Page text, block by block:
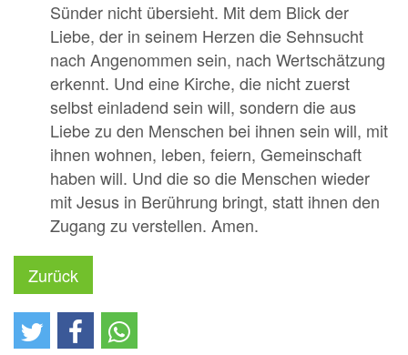
Sünder nicht übersieht. Mit dem Blick der
Liebe, der in seinem Herzen die Sehnsucht
nach Angenommen sein, nach Wertschätzung
erkennt. Und eine Kirche, die nicht zuerst
selbst einladend sein will, sondern die aus
Liebe zu den Menschen bei ihnen sein will, mit
ihnen wohnen, leben, feiern, Gemeinschaft
haben will. Und die so die Menschen wieder
mit Jesus in Berührung bringt, statt ihnen den
Zugang zu verstellen. Amen.
Zurück